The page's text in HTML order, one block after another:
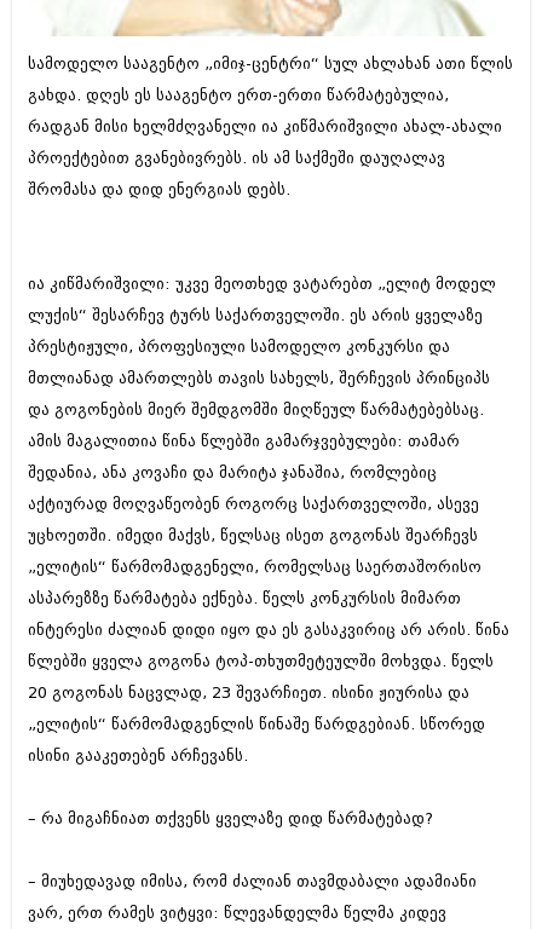
კულინარია
ავტორჩევები
ბელადები
ბიზნესსიახლეები
გვარები
იუმორი
კალეიდოსკოპი
ჰოროსკოპი და შეუცნობელი
კრიმინალი
რომანი და დეტექტივი
სახალისო ამბები
შოუბიზნესი
დაიჯესტი
ისტორია
სხვადასხვა
არქივი
აგვისტო 2018 (162)
ივლისი 2018 (223)
ბიზნესსიახლეები
გვარები
თემიდას სასწორი
იუმორი
კალეიდოსკოპი
კრიმინალი
რომანი და დეტექტივი
სახალისო ამბები
შოუბიზნესი
დაიჯესტი
ქალი და მამაკაცი
ისტორია
სხვადასხვა
ანონსი
არქივი
ოქტომბერი 2020 (209)
ივლისი 2020 (204)
ივნისი 2020 (249)
სამოდელო სააგენტო „იმიჯ-ცენტრი“ სულ ახლახან ათი წლის
გახდა. დღეს ეს სააგენტო ერთ-ერთი წარმატებულია,
რადგან მისი ხელმძღვანელი ია კიწმარიშვილი ახალ-ახალი
პროექტებით გვანებივრებს. ის ამ საქმეში დაუღალავ
შრომასა და დიდ ენერგიას დებს.
ია კიწმარიშვილი: უკვე მეოთხედ ვატარებთ „ელიტ მოდელ
ლუქის“ შესარჩევ ტურს საქართველოში. ეს არის ყველაზე
პრესტიჟული, პროფესიული სამოდელო კონკურსი და
მთლიანად ამართლებს თავის სახელს, შერჩევის პრინციპს
და გოგონების მიერ შემდგომში მიღწეულ წარმატებებსაც.
ამის მაგალითია წინა წლებში გამარჯვებულები: თამარ
შედანია, ანა კოვაჩი და მარიტა ჯანაშია, რომლებიც
აქტიურად მოღვაწეობენ როგორც საქართველოში, ასევე
უცხოეთში. იმედი მაქვს, წელსაც ისეთ გოგონას შეარჩევს
„ელიტის“ წარმომადგენელი, რომელსაც საერთაშორისო
ასპარეზზე წარმატება ექნება. წელს კონკურსის მიმართ
ინტერესი ძალიან დიდი იყო და ეს გასაკვირიც არ არის. წინა
წლებში ყველა გოგონა ტოპ-თხუთმეტეულში მოხვდა. წელს
20 გოგონას ნაცვლად, 23 შევარჩიეთ. ისინი ჟიურისა და
„ელიტის“ წარმომადგენლის წინაშე წარდგებიან. სწორედ
ისინი გააკეთებენ არჩევანს.
– რა მიგაჩნიათ თქვენს ყველაზე დიდ წარმატებად?
– მიუხედავად იმისა, რომ ძალიან თავმდაბალი ადამიანი
ვარ, ერთ რამეს ვიტყვი: წლევანდელმა წელმა კიდევ